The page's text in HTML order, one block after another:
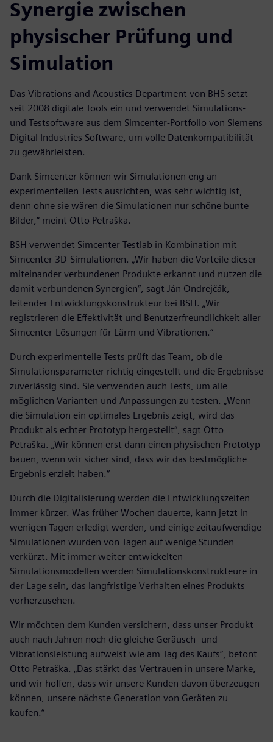
Synergie zwischen
physischer Prüfung und
Simulation
Das Vibrations and Acoustics Department von BHS setzt
seit 2008 digitale Tools ein und verwendet Simulations-
und Testsoftware aus dem Simcenter-Portfolio von Siemens
Digital Industries Software, um volle Datenkompatibilität
zu gewährleisten.
Dank Simcenter können wir Simulationen eng an
experimentellen Tests ausrichten, was sehr wichtig ist,
denn ohne sie wären die Simulationen nur schöne bunte
Bilder,“ meint Otto Petraška.
BSH verwendet Simcenter Testlab in Kombination mit
Simcenter 3D-Simulationen. „Wir haben die Vorteile dieser
miteinander verbundenen Produkte erkannt und nutzen die
damit verbundenen Synergien“, sagt Ján Ondrejčák,
leitender Entwicklungskonstrukteur bei BSH. „Wir
registrieren die Effektivität und Benutzerfreundlichkeit aller
Simcenter-Lösungen für Lärm und Vibrationen.“
Durch experimentelle Tests prüft das Team, ob die
Simulationsparameter richtig eingestellt und die Ergebnisse
zuverlässig sind. Sie verwenden auch Tests, um alle
möglichen Varianten und Anpassungen zu testen. „Wenn
die Simulation ein optimales Ergebnis zeigt, wird das
Produkt als echter Prototyp hergestellt“, sagt Otto
Petraška. „Wir können erst dann einen physischen Prototyp
bauen, wenn wir sicher sind, dass wir das bestmögliche
Ergebnis erzielt haben.“
Durch die Digitalisierung werden die Entwicklungszeiten
immer kürzer. Was früher Wochen dauerte, kann jetzt in
wenigen Tagen erledigt werden, und einige zeitaufwendige
Simulationen wurden von Tagen auf wenige Stunden
verkürzt. Mit immer weiter entwickelten
Simulationsmodellen werden Simulationskonstrukteure in
der Lage sein, das langfristige Verhalten eines Produkts
vorherzusehen.
Wir möchten dem Kunden versichern, dass unser Produkt
auch nach Jahren noch die gleiche Geräusch- und
Vibrationsleistung aufweist wie am Tag des Kaufs“, betont
Otto Petraška. „Das stärkt das Vertrauen in unsere Marke,
und wir hoffen, dass wir unsere Kunden davon überzeugen
können, unsere nächste Generation von Geräten zu
kaufen.“